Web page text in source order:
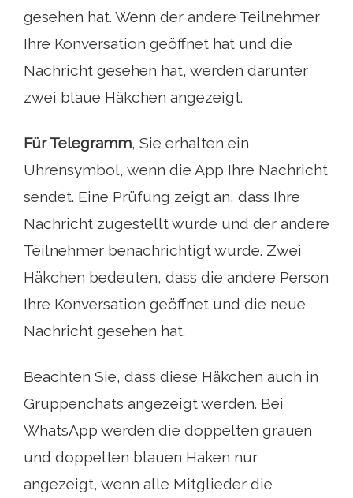
gesehen hat. Wenn der andere Teilnehmer
Ihre Konversation geöffnet hat und die
Nachricht gesehen hat, werden darunter
zwei blaue Häkchen angezeigt.
Für Telegramm, Sie erhalten ein
Uhrensymbol, wenn die App Ihre Nachricht
sendet. Eine Prüfung zeigt an, dass Ihre
Nachricht zugestellt wurde und der andere
Teilnehmer benachrichtigt wurde. Zwei
Häkchen bedeuten, dass die andere Person
Ihre Konversation geöffnet und die neue
Nachricht gesehen hat.
Beachten Sie, dass diese Häkchen auch in
Gruppenchats angezeigt werden. Bei
WhatsApp werden die doppelten grauen
und doppelten blauen Haken nur
angezeigt, wenn alle Mitglieder die